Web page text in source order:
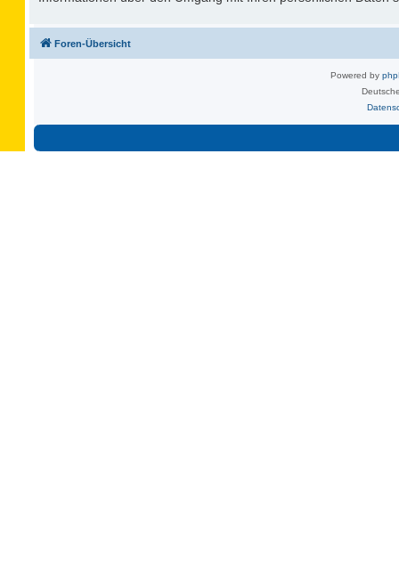
Foren-Übersicht
Powered by